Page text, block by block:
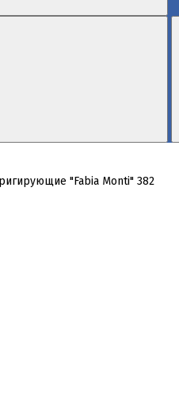
"Fabia Monti" 382